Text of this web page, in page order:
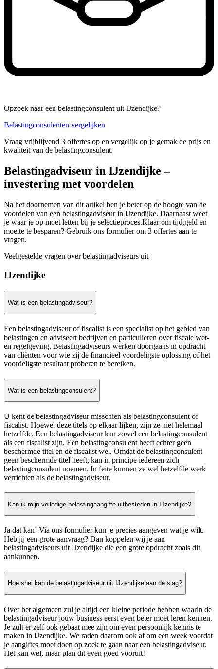
Opzoek naar een belastingconsulent uit IJzendijke?
Belastingconsulenten vergelijken
Vraag vrijblijvend 3 offertes op en vergelijk op je gemak de prijs en
kwaliteit van de belastingconsulent.
Belastingadviseur in IJzendijke –
investering met voordelen
Na het doornemen van dit artikel ben je beter op de hoogte van de
voordelen van een belastingadviseur in IJzendijke. Daarnaast weet
je waar je op moet letten bij je selectieproces.Klaar om tijd,geld en
moeite te besparen? Gebruik ons formulier om 3 offertes aan te
vragen.
Veelgestelde vragen over belastingadviseurs uit
IJzendijke
Wat is een belastingadviseur?
Een belastingadviseur of fiscalist is een specialist op het gebied van
belastingen en adviseert bedrijven en particulieren over fiscale wet-
en regelgeving. Belastingadviseurs werken doorgaans in opdracht
van cliënten voor wie zij de financieel voordeligste oplossing of het
voordeligste resultaat proberen te bereiken.
Wat is een belastingconsulent?
U kent de belastingadviseur misschien als belastingconsulent of
fiscalist. Hoewel deze titels op elkaar lijken, zijn ze niet helemaal
hetzelfde. Een belastingadviseur kan zowel een belastingconsulent
als een fiscalist zijn. Een belastingconsulent heeft echter geen
beschermde titel en de fiscalist wel. Omdat de belastingconsulent
geen beschermde titel heeft, kan in principe iedereen zich
belastingconsulent noemen. In feite kunnen ze wel hetzelfde werk
verrichten als de belastingadviseur.
Kan ik mijn volledige belastingaangifte uitbesteden in IJzendijke?
Ja dat kan! Via ons formulier kun je precies aangeven wat je wilt.
Heb jij een grote aanvraag? Dan koppelen wij je aan
belastingadviseurs uit IJzendijke die een grote opdracht zoals dit
aankunnen.
Hoe snel kan de belastingadviseur uit IJzendijke aan de slag?
Over het algemeen zul je altijd een kleine periode hebben waarin de
belastingadviseur jouw business eerst even beter moet leren kennen.
Je zult er zelf ook gebaat mee zijn om even persoonlijk kennis te
maken in IJzendijke. We raden daarom ook af om een week voordat
je aangiftes moet doen op zoek te gaan naar een belastingadviseur.
Het kan wel, maar plan dit even goed vooruit!